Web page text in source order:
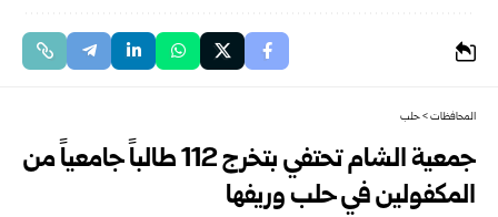
المحافظات>حلب
جمعية الشام تحتفي بتخرج 112 طالباً جامعياً من
المكفولين في حلب وريفها